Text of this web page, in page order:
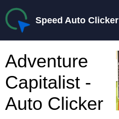
Speed Auto Clicker
Adventure
Capitalist -
Auto Clicker